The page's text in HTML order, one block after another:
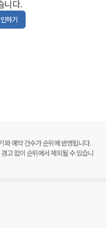
니다.
하기
와 예약 건수가 순위에 반영됩니다.
고 없이 순위에서 제외될 수 있습니